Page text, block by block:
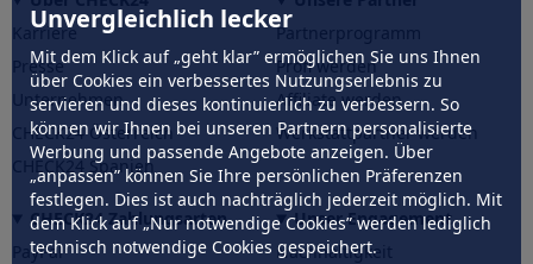
Unvergleichlich lecker
Mit dem Klick auf „geht klar” ermöglichen Sie uns Ihnen
über Cookies ein verbessertes Nutzungserlebnis zu
servieren und dieses kontinuierlich zu verbessern. So
können wir Ihnen bei unseren Partnern personalisierte
Werbung und passende Angebote anzeigen. Über
„anpassen” können Sie Ihre persönlichen Präferenzen
festlegen. Dies ist auch nachträglich jederzeit möglich. Mit
dem Klick auf „Nur notwendige Cookies” werden lediglich
technisch notwendige Cookies gespeichert.
Karriere
Presse
Unternehmen
CHECK24 Österreich
CHECK24 Spanien
Partnerprogramm
Profi werden
Affiliate werden
Werkstattpartner werden
CHECK24 Zahlungsarten
PayPal
Unser Engagement
Nachhaltigkeit